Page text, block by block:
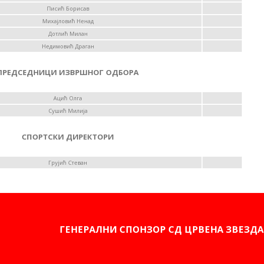
Писић Борисав
Михајловић Ненад
Дотлић Милан
Недимовић Драган
ИЗВРШНОГ ОДБОРА
Ацић Олга
Сушић Милија
СПОРТСКИ ДИРЕКТОРИ
Грујић Стеван
ГЕНЕРАЛНИ СПОНЗОР СД ЦРВЕНА ЗВЕЗДА